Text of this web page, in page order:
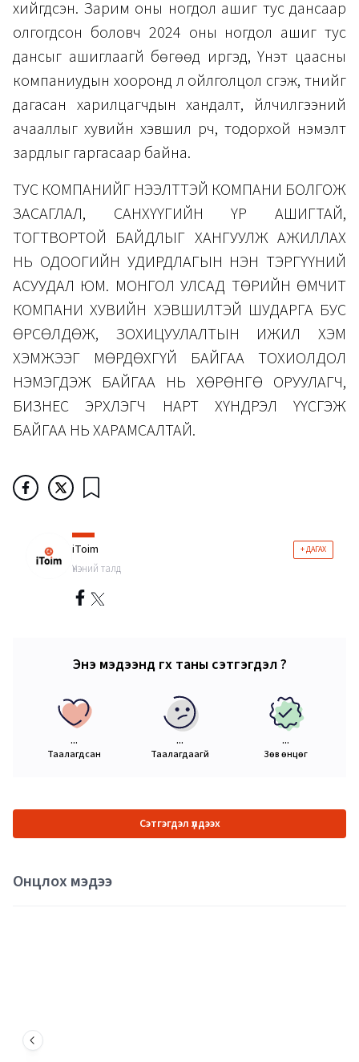
хийгдсэн. Зарим оны ногдол ашиг тус дансаар
олгогдсон боловч 2024 оны ногдол ашиг тус
дансыг ашиглаагүй бөгөөд иргэд, Үнэт цаасны
компаниудын хооронд үл ойлголцол үүсгэж, түүнийг
дагасан харилцагчдын хандалт, үйлчилгээний
ачааллыг хувийн хэвшил үүрч, тодорхой нэмэлт
зардлыг гаргасаар байна.
ТУС КОМПАНИЙГ НЭЭЛТТЭЙ КОМПАНИ БОЛГОЖ
ЗАСАГЛАЛ, САНХҮҮГИЙН ҮР АШИГТАЙ,
ТОГТВОРТОЙ БАЙДЛЫГ ХАНГУУЛЖ АЖИЛЛАХ
НЬ ОДООГИЙН УДИРДЛАГЫН НЭН ТЭРГҮҮНИЙ
АСУУДАЛ ЮМ. МОНГОЛ УЛСАД ТӨРИЙН ӨМЧИТ
КОМПАНИ ХУВИЙН ХЭВШИЛТЭЙ ШУДАРГА БУС
ӨРСӨЛДӨЖ, ЗОХИЦУУЛАЛТЫН ИЖИЛ ХЭМ
ХЭМЖЭЭГ МӨРДӨХГҮЙ БАЙГАА ТОХИОЛДОЛ
НЭМЭГДЭЖ БАЙГАА НЬ ХӨРӨНГӨ ОРУУЛАГЧ,
БИЗНЕС ЭРХЛЭГЧ НАРТ ХҮНДРЭЛ ҮҮСГЭЖ
БАЙГАА НЬ ХАРАМСАЛТАЙ.
iToim + ДАГАХ
Үнэний талд
Энэ мэдээнд өгөх таны сэтгэгдэл ?
...
Таалагдсан
...
Таалагдаагүй
...
Зөв өнцөг
Сэтгэгдэл үлдээх
Онцлох мэдээ